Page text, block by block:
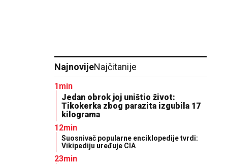
NajnovijeNajčitanije
1min
Jedan obrok joj uništio život:
Tikokerka zbog parazita izgubila 17
kilograma
12min
Suosnivač popularne enciklopedije tvrdi:
Vikipediju uređuje CIA
23min